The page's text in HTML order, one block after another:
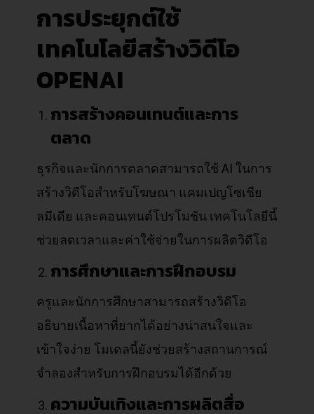
การประยุกต์ใช้
เทคโนโลยีสร้างวิดีโอ
OPENAI
การสร้างคอนเทนต์และการ
ตลาด
ธุรกิจและนักการตลาดสามารถใช้ AI ในการ
สร้างวิดีโอสำหรับโฆษณา แคมเปญโซเชีย
ลมีเดีย และคอนเทนต์โปรโมชัน เทคโนโลยีนี้
ช่วยลดเวลาและค่าใช้จ่ายในการผลิตวิดีโอ
การศึกษาและการฝึกอบรม
ครูและนักการศึกษาสามารถสร้างวิดีโอ
อธิบายเนื้อหาที่ยากได้อย่างน่าสนใจและ
เข้าใจง่าย โมเดลนี้ยังช่วยสร้างสถานการณ์
จำลองสำหรับการฝึกอบรมได้อีกด้วย
ความบันเทิงและการผลิตสื่อ